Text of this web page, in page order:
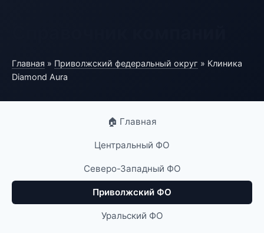
Главная » Приволжский федеральный округ » Клиника
Diamond Aura
🏠 Главная
Центральный ФО
Северо-Западный ФО
Приволжский ФО
Уральский ФО